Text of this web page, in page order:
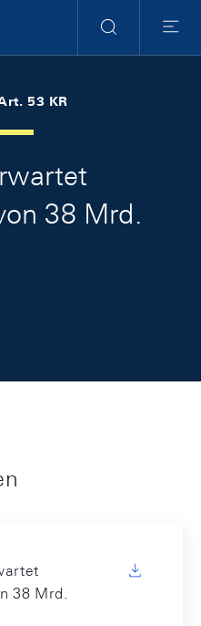
Suche
Menu
53 KR
38 Mrd.
38 Mrd.